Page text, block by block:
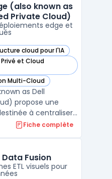
(also known as
Private Cloud)
edge et
cloud pour l'IA
known as Dell Distributed
et Cloud
known as Dell Distributed
Multi-Cloud
known as Dell Distributed
as Dell
propose une
à centraliser
et des
entreprises utilisant
Fiche complète
Fusion
ETL visuels pour